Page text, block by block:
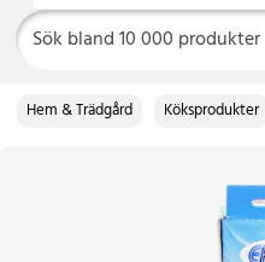
Hem & Trädgård Köksprodukter